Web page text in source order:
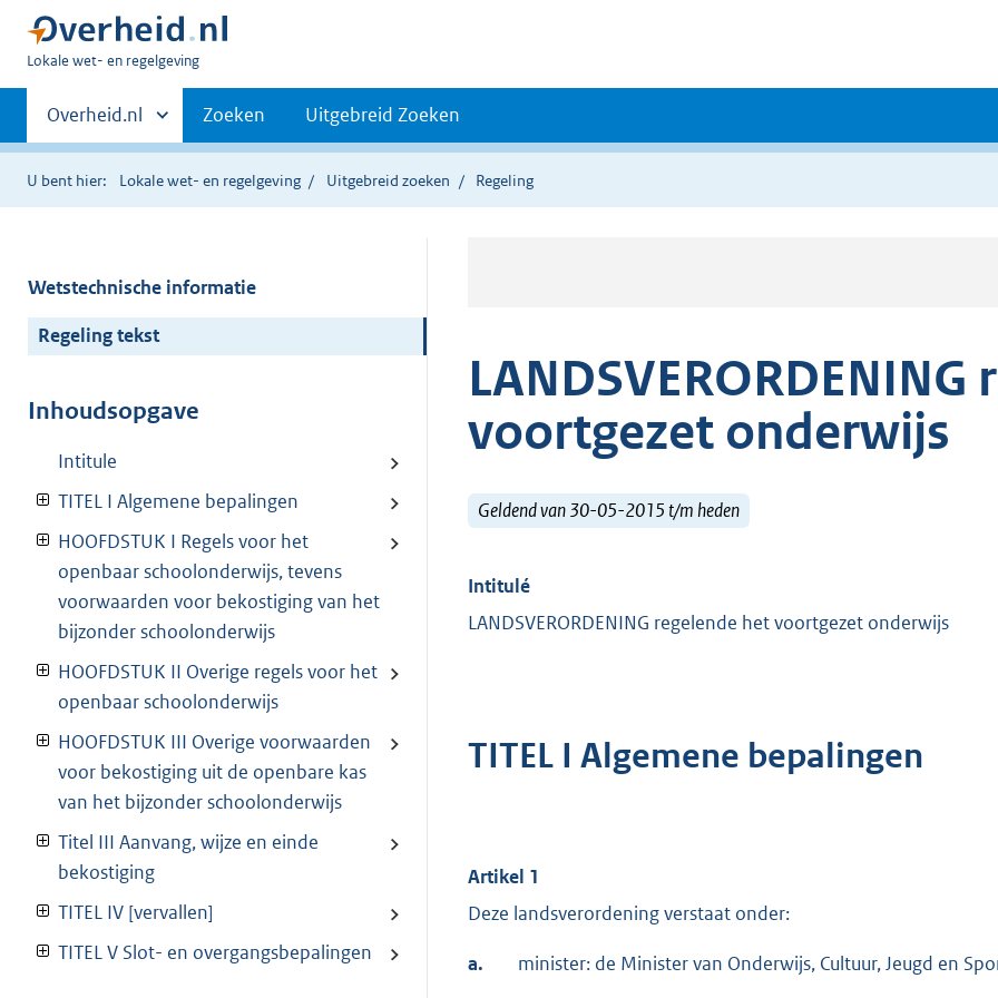
U
hier:
Lokale wet- en regelgeving
Primaire
navigatie
Andere
sites
binnen
Overheid.nl Zoeken Uitgebreid Zoeken
U bent hier: Lokale wet- en regelgeving Uitgebreid zoeken Regeling
Wetstechnische informatie
Regeling tekst
Inhoudsopgave
Intitule
TITEL I Algemene bepalingen
HOOFDSTUK I Regels voor het
openbaar schoolonderwijs, tevens
voorwaarden voor bekostiging van het
bijzonder schoolonderwijs
HOOFDSTUK II Overige regels voor het
openbaar schoolonderwijs
HOOFDSTUK III Overige voorwaarden
voor bekostiging uit de openbare kas
van het bijzonder schoolonderwijs
Titel III Aanvang, wijze en einde
bekostiging
TITEL IV [vervallen]
TITEL V Slot- en overgangsbepalingen
voortgezet onderwijs
Geldend van 30-05-2015 t/m heden
Intitulé
LANDSVERORDENING regelende het voortgezet onderwijs
TITEL I Algemene bepalingen
Artikel 1
Deze landsverordening verstaat onder:
a. minister: de Minister van Onderwijs, Cultuur, Jeugd en